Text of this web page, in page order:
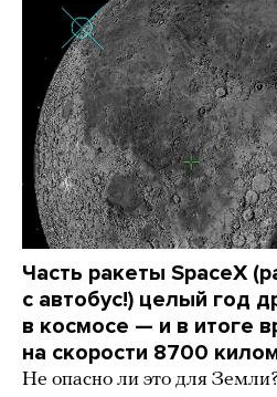
Часть ракеты SpaceX
с автобус!) целый год
в космосе — и в итоге
на скорости 8700
Не опасно ли это для